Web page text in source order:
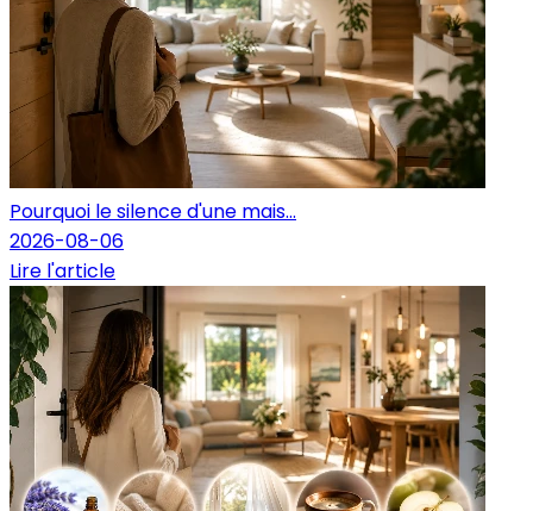
Pourquoi le silence d'une mais...
2026-08-06
Lire l'article